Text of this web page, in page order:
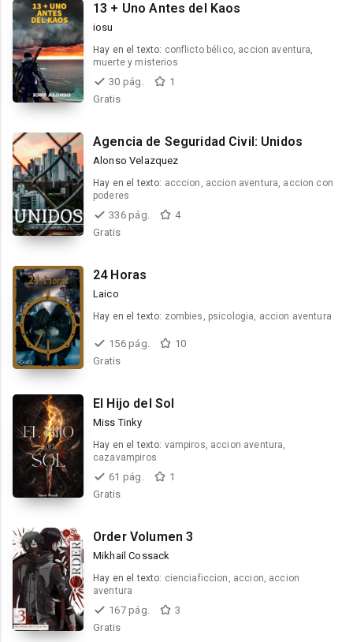
13 + Uno Antes del Kaos
iosu
Hay en el texto: conflicto bélico, accion aventura,
muerte y misterios
30 pág.
1
Gratis
Agencia de Seguridad Civil: Unidos
Alonso Velazquez
Hay en el texto: acccion, accion aventura, accion con
poderes
336 pág.
4
Gratis
24 Horas
Laico
Hay en el texto: zombies, psicologia, accion aventura
156 pág.
10
Gratis
El Hijo del Sol
Miss Tinky
Hay en el texto: vampiros, accion aventura,
cazavampiros
61 pág.
1
Gratis
Order Volumen 3
Mikhail Cossack
Hay en el texto: cienciaficcion, accion, accion
aventura
167 pág.
3
Gratis